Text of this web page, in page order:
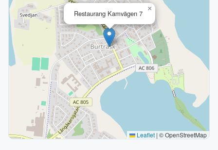
Restaurang Kamvägen 7
×
Leaflet | © OpenStreetMap